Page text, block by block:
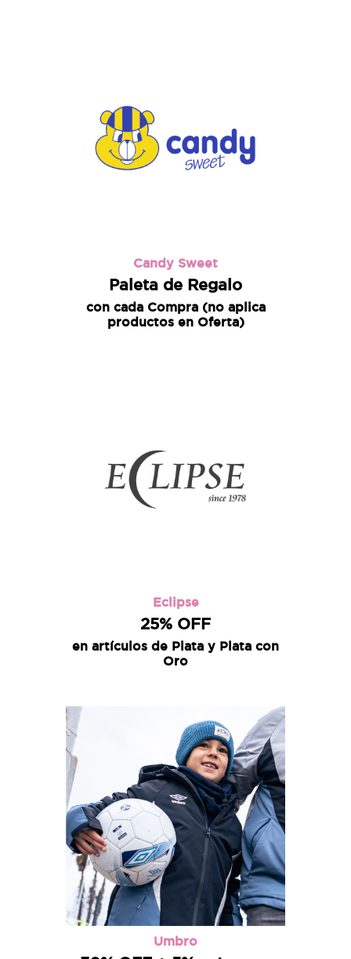
Candy Sweet
Paleta de Regalo
con cada Compra (no aplica
productos en Oferta)
Eclipse
25% OFF
en artículos de Plata y Plata con
Oro
Umbro